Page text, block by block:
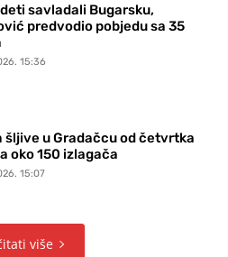
savladali Bugarsku,
predvodio pobjedu sa 35
15:36
šljive u Gradačcu od četvrtka
oko 150 izlagača
15:07
više